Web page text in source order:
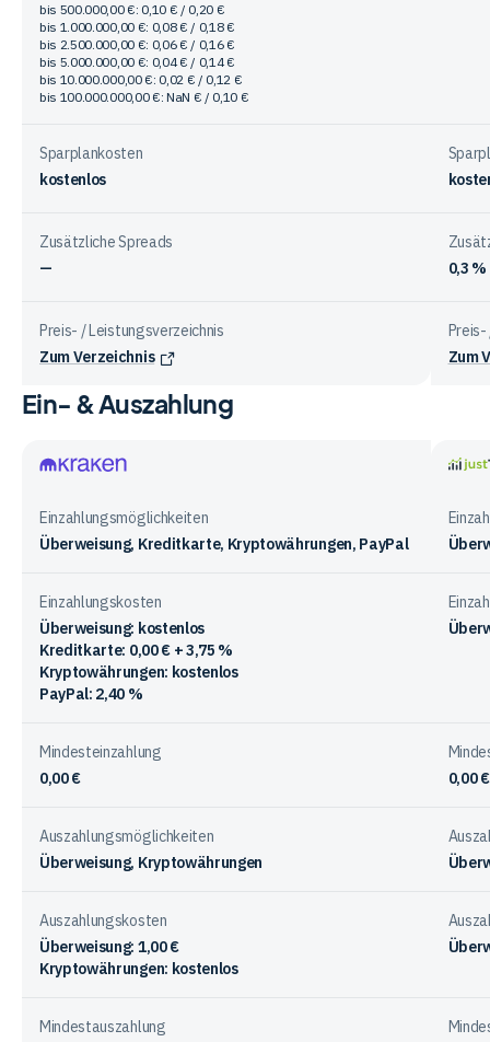
bis 500.000,00 €: 0,10 € / 0,20 €
bis 1.000.000,00 €: 0,08 € / 0,18 €
bis 2.500.000,00 €: 0,06 € / 0,16 €
bis 5.000.000,00 €: 0,04 € / 0,14 €
bis 10.000.000,00 €: 0,02 € / 0,12 €
bis 100.000.000,00 €: NaN € / 0,10 €
Sparplankosten
kostenlos
Zusätzliche Spreads
—
0,3
Preis- / Leistungsverzeichnis
Zum Verzeichnis
Preis-
Zum
Vergleichstabelle
Gebühren
bei
Anbietern
Ein- & Auszahlung
Einzahlungsmöglichkeiten
Überweisung, Kreditkarte, Kryptowährungen, PayPal
Einzahlungskosten
Überweisung: kostenlos
Kreditkarte: 0,00 € + 3,75 %
Kryptowährungen: kostenlos
PayPal: 2,40 %
Mindesteinzahlung
0,00 €
0,00 €
Auszahlungsmöglichkeiten
Überweisung, Kryptowährungen
Auszahlungskosten
Überweisung: 1,00 €
Kryptowährungen: kostenlos
Mindestauszahlung